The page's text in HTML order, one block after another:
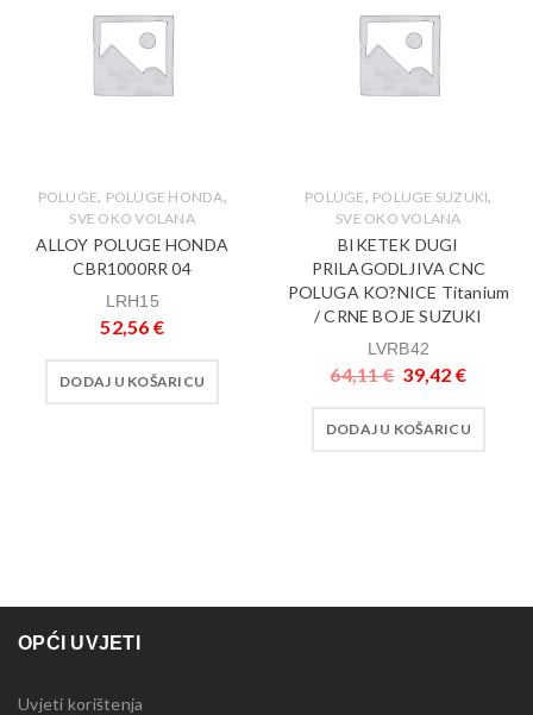
POLUGE, POLUGE HONDA,
SVE OKO VOLANA
ALLOY POLUGE HONDA
CBR1000RR 04
LRH15
52,56 €
DODAJ U KOŠARICU
POLUGE, POLUGE SUZUKI,
SVE OKO VOLANA
BIKETEK DUGI
PRILAGODLJIVA CNC
POLUGA KO?NICE Titanium
/ CRNE BOJE SUZUKI
LVRB42
64,11€ 39,42 €
DODAJ U KOŠARICU
OPĆI UVJETI
Uvjeti korištenja